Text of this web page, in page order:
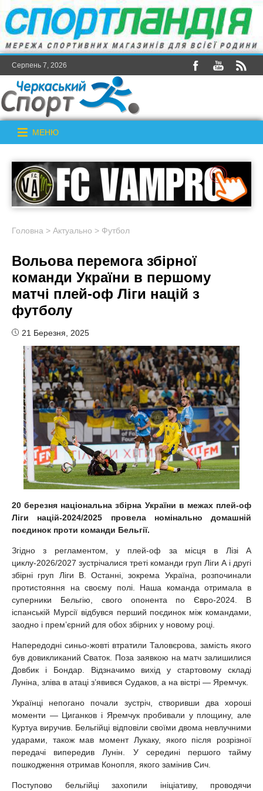
Серпень 7, 2026
МЕНЮ
Головна > Актуально > Футбол
Вольова перемога збірної
команди України в першому
матчі плей-оф Ліги націй з
футболу
21 Березня, 2025
20 березня національна збірна України в межах плей-оф
Ліги націй-2024/2025 провела номінально домашній
поєдинок проти команди Бельгії.
Згідно з регламентом, у плей-оф за місця в Лізі А
циклу-2026/2027 зустрічалися треті команди груп Ліги А і другі
збірні груп Ліги В. Останні, зокрема Україна, розпочинали
протистояння на своєму полі. Наша команда отримала в
суперники Бельгію, свого опонента по Євро-2024. В
іспанській Мурсії відбувся перший поєдинок між командами,
заодно і прем’єрний для обох збірних у новому році.
Напередодні синьо-жовті втратили Таловєрова, замість якого
був довикликаний Сваток. Поза заявкою на матч залишилися
Довбик і Бондар. Відзначимо вихід у стартовому складі
Луніна, зліва в атаці з’явився Судаков, а на вістрі — Яремчук.
Українці непогано почали зустріч, створивши два хороші
моменти — Циганков і Яремчук пробивали у площину, але
Куртуа виручив. Бельгійці відповіли своїми двома невлучними
ударами, також мав момент Лукаку, якого після розрізної
передачі випередив Лунін. У середині першого тайму
пошкодження отримав Конопля, якого замінив Сич.
Поступово бельгійці захопили ініціативу, проводячи